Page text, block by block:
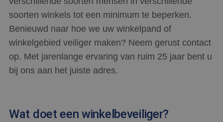
soorten winkels tot een minimum te beperken.
Benieuwd naar hoe we uw winkelpand of
winkelgebied veiliger maken? Neem gerust contact
op. Met jarenlange ervaring van ruim 25 jaar bent u
bij ons aan het juiste adres.
Wat doet een winkelbeveiliger?